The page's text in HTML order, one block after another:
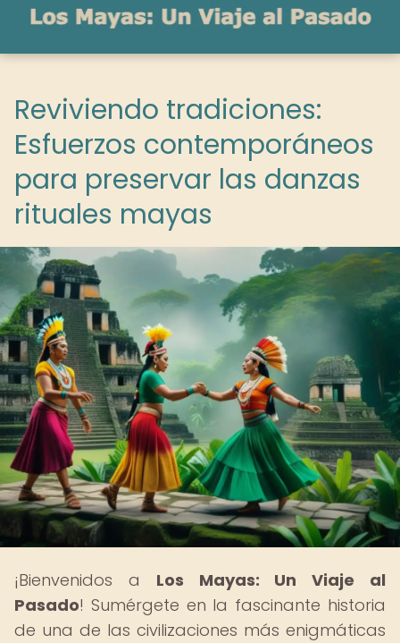
Reviviendo tradiciones:
Esfuerzos contemporáneos
para preservar las danzas
rituales mayas
¡Bienvenidos a Los Mayas: Un Viaje al
Pasado! Sumérgete en la fascinante historia
de una de las civilizaciones más enigmáticas